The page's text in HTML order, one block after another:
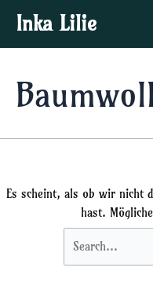
Inhalt
springen
Inka Lilie
Es scheint, als ob wir nicht
hast.
nach: